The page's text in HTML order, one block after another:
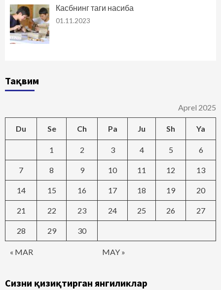
Касбнинг таги насиба
01.11.2023
Тақвим
Aprel 2025
Du Se Ch Pa Ju Sh Ya
« MAR MAY »
1 2 3 4 5 6
7 8 9 10 11 12 13
14 15 16 17 18 19 20
21 22 23 24 25 26 27
28 29 30
Сизни қизиқтирган янгиликлар